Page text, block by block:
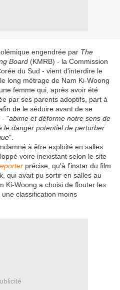
engendrée par The
Board (KMRB) - la Commission
du Sud - vient d'interdire le
long métrage de Nam Ki-Woong
femme qui, après avoir été
par ses parents adoptifs, part à
de le séduire avant de se
- "abime et déforme notre sens de
le danger potentiel de perturber
".
à être exploité en salles
voire inexistant selon le site
précise, qu'à l'instar du film
qui avait pu sortir en salles au
Ki-Woong a choisi de flouter les
classification moins